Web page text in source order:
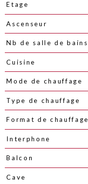
Etage
Ascenseur
Nb de salle de bains
Cuisine
Mode de chauffage
Type de chauffage
Format de chauffage
Interphone
Balcon
Cave